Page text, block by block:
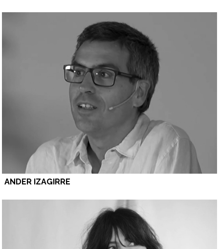
ANDER IZAGIRRE